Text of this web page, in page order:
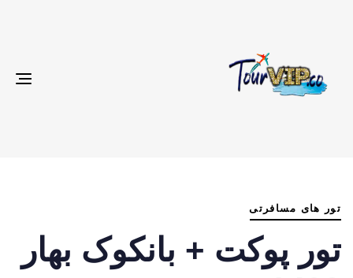
تور های مسافرتی
تور پوکت + بانکوک بهار